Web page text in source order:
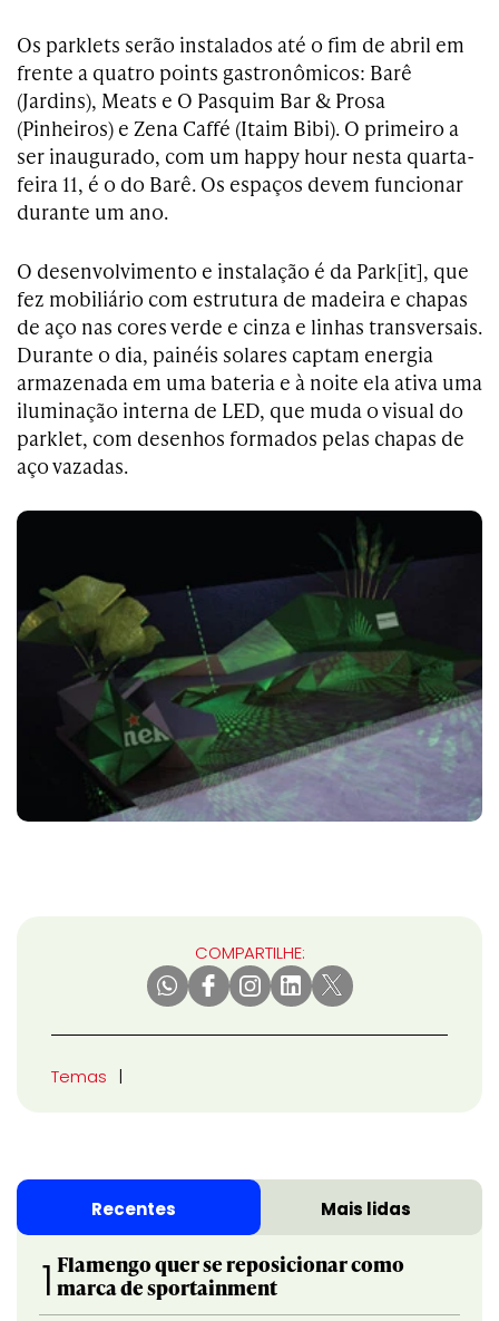
Os parklets serão instalados até o fim de abril em
frente a quatro points gastronômicos: Barê
(Jardins), Meats e O Pasquim Bar & Prosa
(Pinheiros) e Zena Caffé (Itaim Bibi). O primeiro a
ser inaugurado, com um happy hour nesta quarta-
feira 11, é o do Barê. Os espaços devem funcionar
durante um ano.
O desenvolvimento e instalação é da Park[it], que
fez mobiliário com estrutura de madeira e chapas
de aço nas cores verde e cinza e linhas transversais.
Durante o dia, painéis solares captam energia
armazenada em uma bateria e à noite ela ativa uma
iluminação interna de LED, que muda o visual do
parklet, com desenhos formados pelas chapas de
aço vazadas.
COMPARTILHE:
Temas
Recentes Mais lidas
1 Flamengo quer se reposicionar como
marca de sportainment